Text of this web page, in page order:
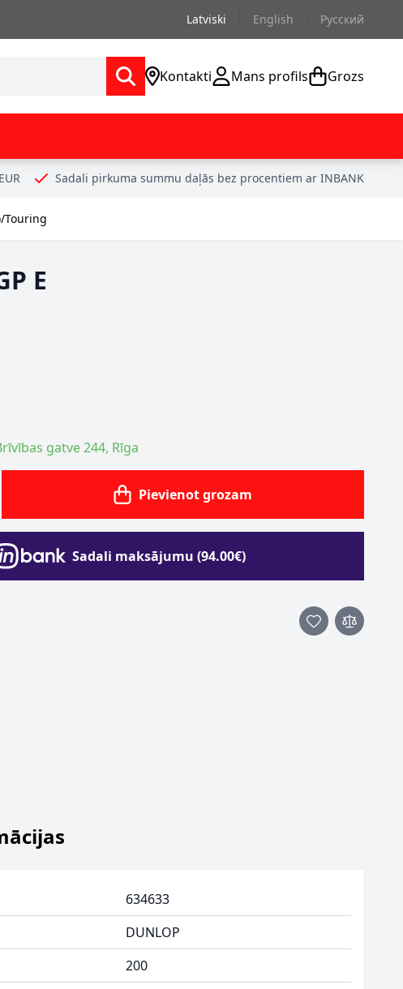
Latviski English Русский
Kontakti Mans profils Grozs
Sadali pirkuma summu daļās bez procentiem ar INBANK
Touring
E
gatve 244, Rīga
Pievienot grozam
Sadali maksājumu (94.00€)
634633
DUNLOP
200